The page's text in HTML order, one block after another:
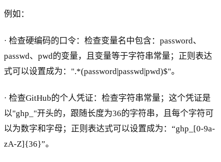
例如：
· 检查硬编码的口令：检查变量名中包含：password、
passwd、pwd的变量，且变量等于字符串常量；正则表达
式可以设置成为：".*(password|passwd|pwd)$"。
· 检查GitHub的个人凭证：检查字符串常量；这个凭证是
以"ghp_"开头的，跟随长度为36的字符串，且每个字符可
以为数字和字母；正则表达式可以设置成为：“ghp_[0-9a-
zA-Z]{36}”。